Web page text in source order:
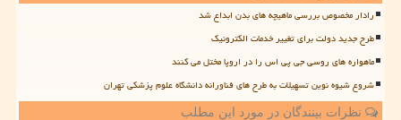
رادار مخصوص بررسی ماهیچه های بدن ابداع شد
طرح جدید دولت برای تغییر خدمات الکترونیک
ماهواره های روسی جی پی اس را در اروپا مختل می کنند
شروع شیوه نوین تسهیلات به طرح های فناورانه دانشگاه علوم پزشکی تهران
نظرات بینندگان در مورد این مطلب